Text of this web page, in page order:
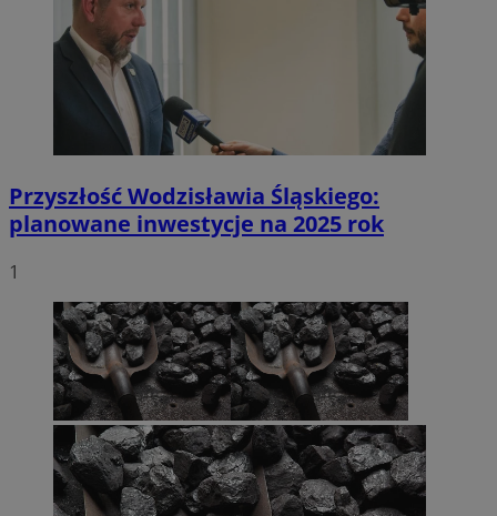
Przyszłość Wodzisławia Śląskiego:
planowane inwestycje na 2025 rok
1